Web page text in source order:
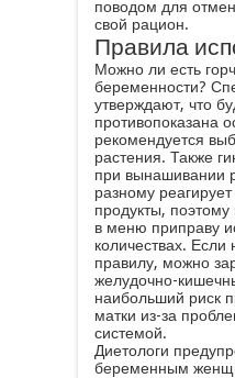
болезни почек;
повышенную
продукту;
туберкулез.
Конечно,
женщинам не
немного приправы
ужина. Многие
рекомендуют
разгар
следует
осторожности и
внутренним
что возможны
в желудке или
реакции.
поводом для
свой рацион.
Правила
Можно ли есть